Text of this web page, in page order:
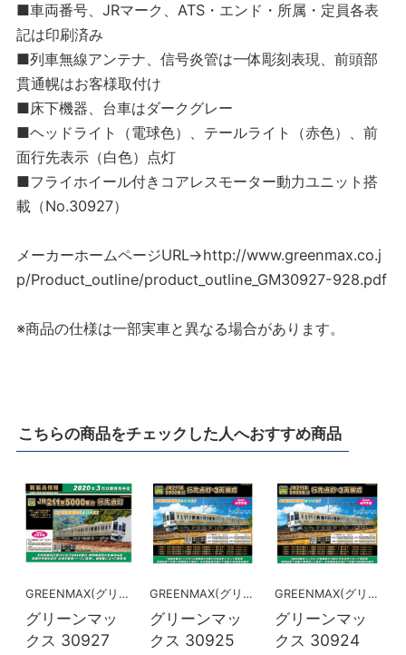
■車両番号、JRマーク、ATS・エンド・所属・定員各表
記は印刷済み
■列車無線アンテナ、信号炎管は一体彫刻表現、前頭部
貫通幌はお客様取付け
■床下機器、台車はダークグレー
■ヘッドライト（電球色）、テールライト（赤色）、前
面行先表示（白色）点灯
■フライホイール付きコアレスモーター動力ユニット搭
載（No.30927）
メーカーホームページURL→http://www.greenmax.co.j
p/Product_outline/product_outline_GM30927-928.pdf
※商品の仕様は一部実車と異なる場合があります。
こちらの商品をチェックした人へおすすめ商品
GREENMAX(グリーンマックス）
グリーンマッ
クス 30927
GREENMAX(グリーンマックス）
グリーンマッ
クス 30925
GREENMAX(グリーンマックス）
グリーンマッ
クス 30924